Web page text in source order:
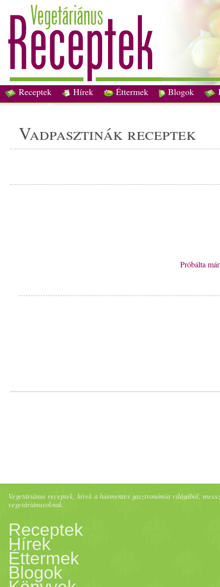
Receptek Hírek Éttermek Blogok
vadpasztinák receptek
Próbálta
Vegetáriánus receptek, hírek a húsmentes gasztronómia világából;
vegetáriánusoknak.
Receptek
Hírek
Éttermek
Blogok